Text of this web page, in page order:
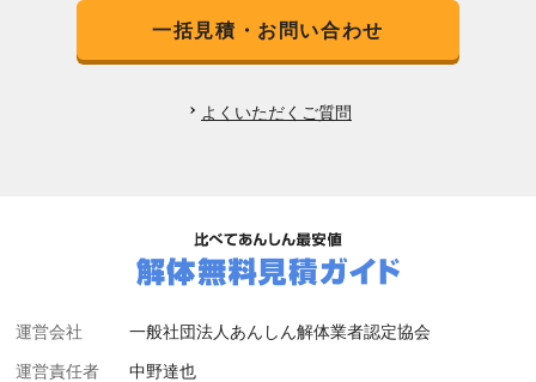
一括見積・お問い合わせ
よくいただくご質問
運営会社
一般社団法人あんしん解体業者認定協会
運営責任者
中野達也